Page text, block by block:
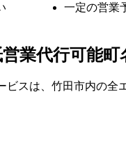
一定の営業
業代行可能町
スは、竹田市内の全